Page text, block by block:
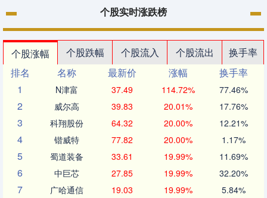
个股实时涨跌榜
个股涨幅 个股跌幅 个股流入 个股流出
换手率
排名
名称 最新价 涨幅
换手率
1
N津富 37.49 114.72% 77.46%
2 威尔高 39.83 20.01% 17.76%
3 科翔股份 64.32 20.00% 12.21%
4 锴威特 77.82 20.00% 1.17%
5 蜀道装备 33.61 19.99% 11.69%
6 中巨芯 27.85 19.99% 32.20%
7 广哈通信 19.03 19.99% 5.84%